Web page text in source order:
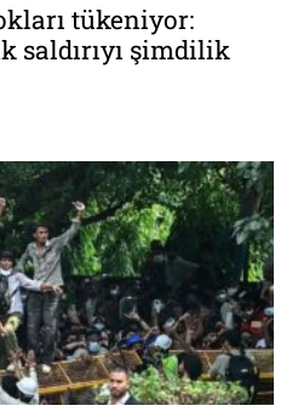
tükeniyor:
saldırıyı şimdilik